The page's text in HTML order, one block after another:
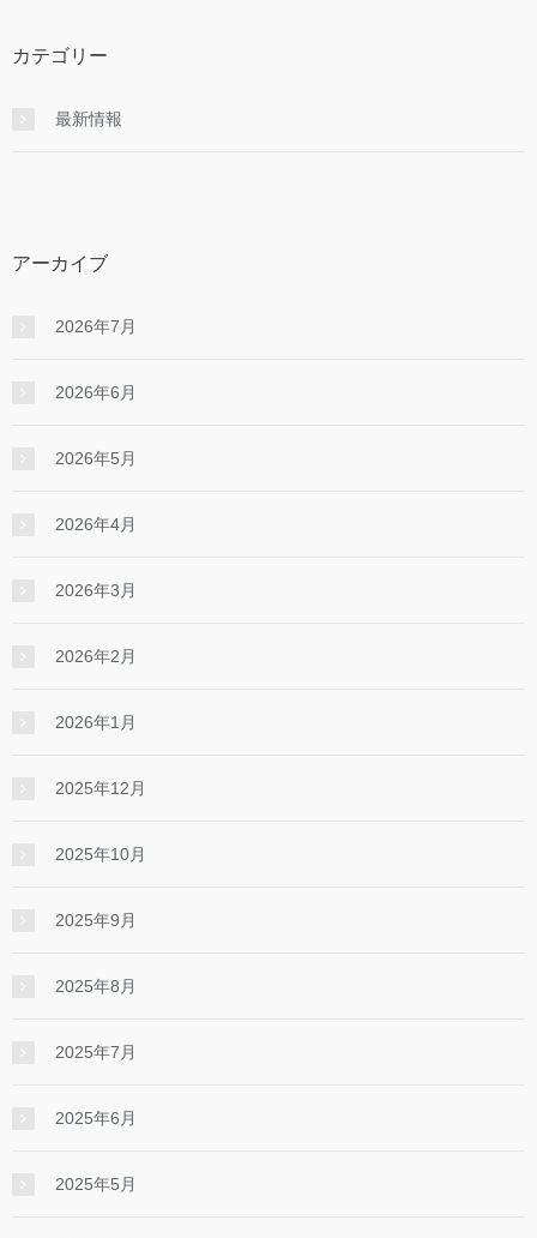
カテゴリー
最新情報
アーカイブ
2026年7月
2026年6月
2026年5月
2026年4月
2026年3月
2026年2月
2026年1月
2025年12月
2025年10月
2025年9月
2025年8月
2025年7月
2025年6月
2025年5月